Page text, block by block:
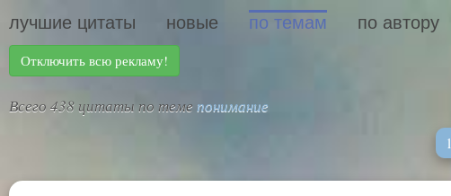
лучшие цитаты новые по темам по автору
Отключить всю рекламу!
Всего 438 цитаты по теме понимание
1